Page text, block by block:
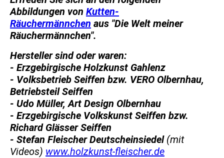
Abbildungen von Kutten-
Räuchermännchen aus "Die Welt meiner
Räuchermännchen".
Hersteller sind oder waren:
- Erzgebirgische Holzkunst Gahlenz
- Volksbetrieb Seiffen bzw. VERO Olbernhau,
Betriebsteil Seiffen
- Udo Müller, Art Design Olbernhau
- Erzgebirgische Volkskunst Seiffen bzw.
Richard Glässer Seiffen
- Stefan Fleischer Deutscheinsiedel (mit
Videos) www.holzkunst-fleischer.de